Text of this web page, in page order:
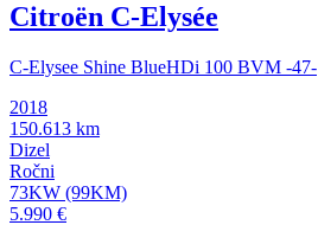
Citroën C-Elysée
C-Elysee Shine BlueHDi 100 BVM -47-
2018
150.613 km
Dizel
Ročni
73KW (99KM)
5.990 €